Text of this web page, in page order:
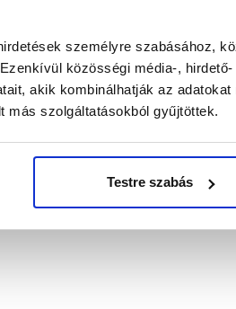
személyre szabásához,
közösségi média-,
akik kombinálhatják az
más szolgáltatásokból gyűjtöttek.
Testre szabás
minőségű acélból. A
élettartam mellett.
(réz, alumínium) mellett
melyet a fúrógépnek